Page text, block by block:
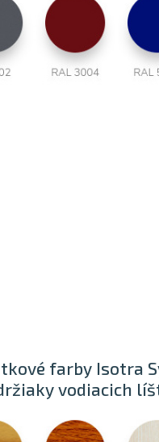
farby Isotra
vodiacich